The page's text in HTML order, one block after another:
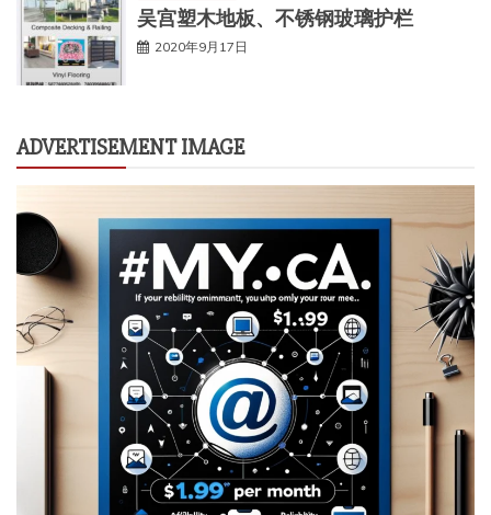
吴宫塑木地板、不锈钢玻璃护栏
2020年9月17日
ADVERTISEMENT IMAGE